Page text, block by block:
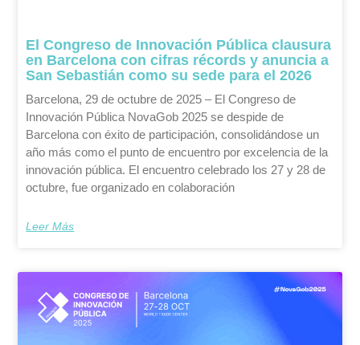
El Congreso de Innovación Pública clausura
en Barcelona con cifras récords y anuncia a
San Sebastián como su sede para el 2026
Barcelona, 29 de octubre de 2025 – El Congreso de
Innovación Pública NovaGob 2025 se despide de
Barcelona con éxito de participación, consolidándose un
año más como el punto de encuentro por excelencia de la
innovación pública. El encuentro celebrado los 27 y 28 de
octubre, fue organizado en colaboración
Leer Más